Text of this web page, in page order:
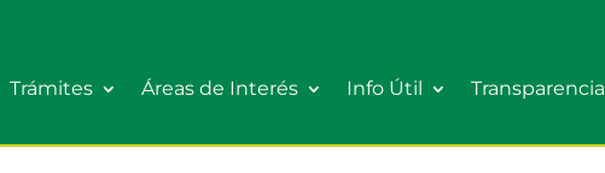
Trámites Áreas de Interés Info Útil Transparencia